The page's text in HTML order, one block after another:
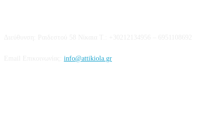
info@attikiola.gr